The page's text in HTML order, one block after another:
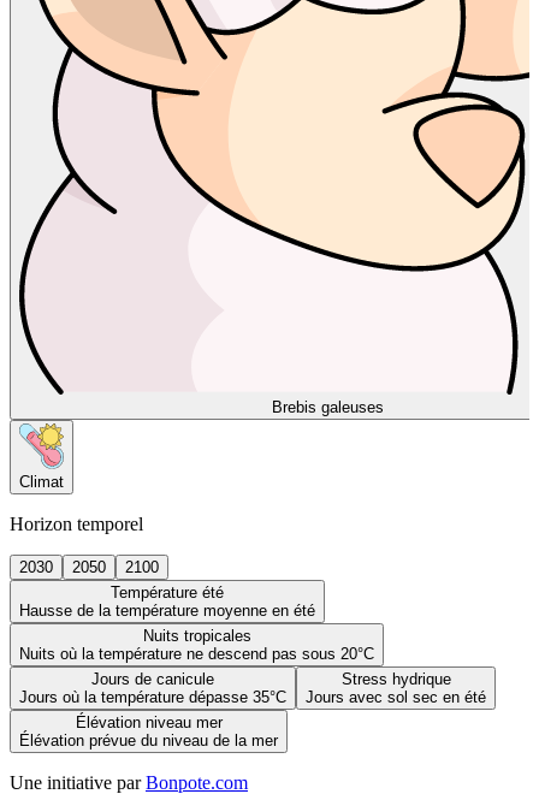
Brebis galeuses
Climat
Horizon temporel
2030 2050
2100
Température été
Hausse de la température moyenne en été
Nuits tropicales
Nuits où la température ne descend pas sous 20°C
Jours de canicule
Jours où la température dépasse 35°C
Stress hydrique
Jours avec sol sec en été
Élévation niveau mer
Élévation prévue du niveau de la mer
Une initiative par Bonpote.com